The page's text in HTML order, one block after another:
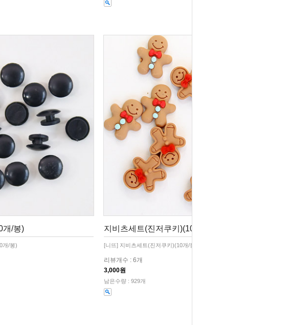
개/봉)
개/봉)
지비츠세트(진저쿠키)(10개/봉)
[니뜨] 지비츠세트(진저쿠키)(10개/봉)
리뷰개수 : 6개
3,000원
남은수량 : 929개